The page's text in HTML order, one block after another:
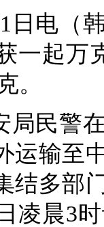
日电（
一起万
。
局民警
运输至
结多部
凌晨3